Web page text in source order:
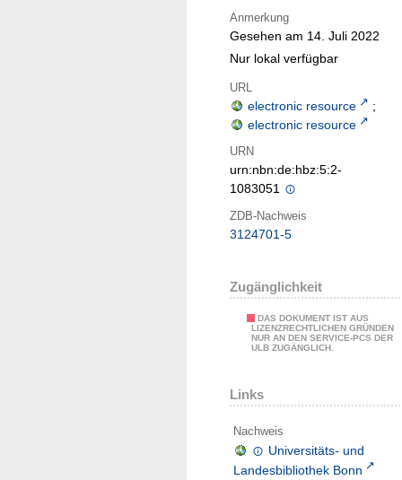
Anmerkung
Gesehen am 14. Juli 2022
Nur lokal verfügbar
URL
electronic resource
;
electronic resource
URN
urn:nbn:de:hbz:5:2-
1083051
ZDB-Nachweis
3124701-5
Zugänglichkeit
DAS DOKUMENT IST AUS
LIZENZRECHTLICHEN GRÜNDEN
NUR AN DEN SERVICE-PCS DER
ULB ZUGÄNGLICH.
Links
Nachweis
Universitäts- und
Landesbibliothek Bonn